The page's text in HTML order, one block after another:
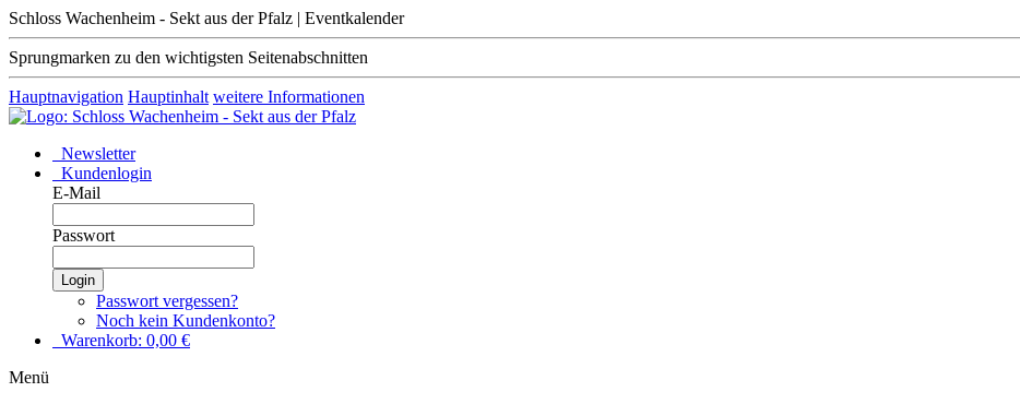
Schloss Wachenheim - Sekt aus der Pfalz | Eventkalender
Sprungmarken zu den wichtigsten Seitenabschnitten
Hauptnavigation Hauptinhalt weitere Informationen
Newsletter
Kundenlogin
E-Mail
Passwort
Login
Passwort vergessen?
Noch kein Kundenkonto?
Warenkorb: 0,00 €
Menü